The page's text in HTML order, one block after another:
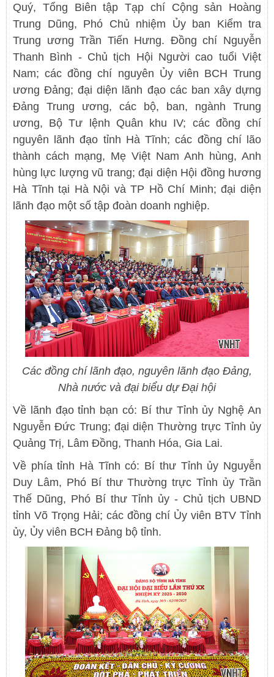
Quý, Tổng Biên tập Tạp chí Cộng sản Hoàng
Trung Dũng, Phó Chủ nhiệm Ủy ban Kiểm tra
Trung ương Trần Tiến Hưng. Đồng chí Nguyễn
Thanh Bình - Chủ tịch Hội Người cao tuổi Việt
Nam; các đồng chí nguyên Ủy viên BCH Trung
ương Đảng; đại diện lãnh đạo các ban xây dựng
Đảng Trung ương, các bộ, ban, ngành Trung
ương, Bộ Tư lệnh Quân khu IV; các đồng chí
nguyên lãnh đạo tỉnh Hà Tĩnh; các đồng chí lão
thành cách mạng, Mẹ Việt Nam Anh hùng, Anh
hùng lực lượng vũ trang; đại diện Hội đồng hương
Hà Tĩnh tại Hà Nội và TP Hồ Chí Minh; đại diện
lãnh đạo một số tập đoàn doanh nghiệp.
Các đồng chí lãnh đạo, nguyên lãnh đạo Đảng,
Nhà nước và đại biểu dự Đại hội
Về lãnh đạo tỉnh bạn có: Bí thư Tỉnh ủy Nghệ An
Nguyễn Đức Trung; đại diện Thường trực Tỉnh ủy
Quảng Trị, Lâm Đồng, Thanh Hóa, Gia Lai.
Về phía tỉnh Hà Tĩnh có: Bí thư Tỉnh ủy Nguyễn
Duy Lâm, Phó Bí thư Thường trực Tỉnh ủy Trần
Thế Dũng, Phó Bí thư Tỉnh ủy - Chủ tịch UBND
tỉnh Võ Trọng Hải; các đồng chí Ủy viên BTV Tỉnh
ủy, Ủy viên BCH Đảng bộ tỉnh.